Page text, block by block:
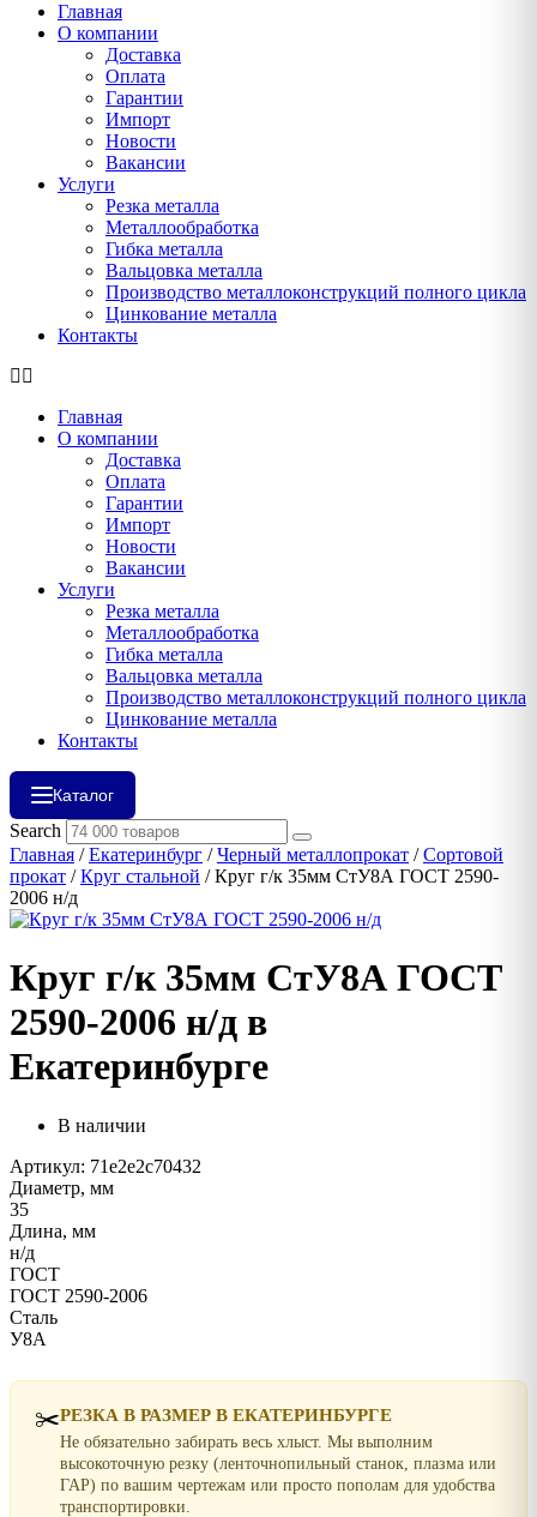
Главная
О компании
Доставка
Оплата
Гарантии
Импорт
Новости
Вакансии
Услуги
Резка металла
Металлообработка
Гибка металла
Вальцовка металла
Производство металлоконструкций полного цикла
Цинкование металла
Контакты
Главная
О компании
Доставка
Оплата
Гарантии
Импорт
Новости
Вакансии
Услуги
Резка металла
Металлообработка
Гибка металла
Вальцовка металла
Производство металлоконструкций полного цикла
Цинкование металла
Контакты
Каталог
Search
Главная /Екатеринбург /Черный металлопрокат /Сортовой
прокат /Круг стальной / Круг г/к 35мм СтУ8А ГОСТ 2590-
2006 н/д
Круг г/к 35мм СтУ8А ГОСТ
2590-2006 н/д в
Екатеринбурге
В наличии
Артикул: 71e2e2c70432
Диаметр, мм
35
Длина, мм
н/д
ГОСТ
ГОСТ 2590-2006
Сталь
У8А
✂️РЕЗКА В РАЗМЕР В ЕКАТЕРИНБУРГЕ
Не обязательно забирать весь хлыст. Мы выполним
высокоточную резку (ленточнопильный станок, плазма или
ГАР) по вашим чертежам или просто пополам для удобства
транспортировки.